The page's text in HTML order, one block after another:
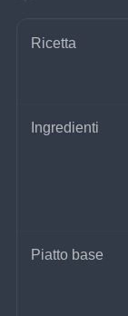
Ricetta
Ingredienti
Piatto base